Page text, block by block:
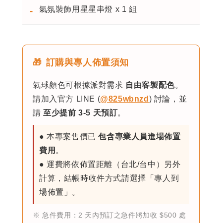
- 氣氛裝飾用星星串燈 x 1 組
🎁 訂購與專人佈置須知
氣球顏色可根據派對需求 自由客製配色。
請加入官方 LINE (@825wbnzd ) 討論，並
請至少提前 3-5 天預訂。
● 本專案售價已包含專業人員進場佈置
費用 。
● 運費將依佈置距離（台北/台中）另外
計算，結帳時收件方式請選擇「專人到
場佈置」。
※ 急件費用：2 天內預訂之急件將加收 $500 處